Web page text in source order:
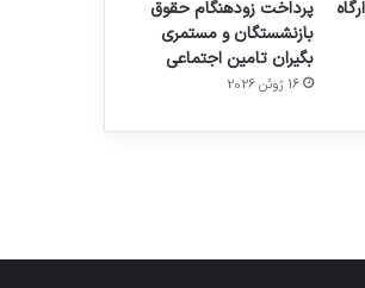
پرداخت زودهنگام حقوق
بازنشستگان و مستمری
بگیران تامین اجتماعی
16 ژوئن 2026
هدفون های 2023